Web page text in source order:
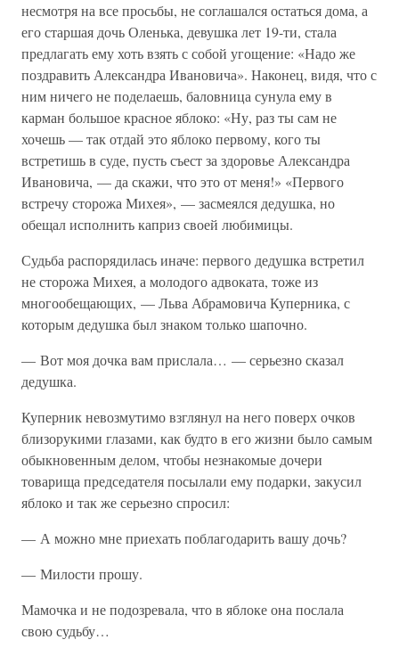
несмотря на все просьбы, не соглашался остаться дома, а
его старшая дочь Оленька, девушка лет 19-ти, стала
предлагать ему хоть взять с собой угощение: «Надо же
поздравить Александра Ивановича». Наконец, видя, что с
ним ничего не поделаешь, баловница сунула ему в
карман большое красное яблоко: «Ну, раз ты сам не
хочешь — так отдай это яблоко первому, кого ты
встретишь в суде, пусть съест за здоровье Александра
Ивановича, — да скажи, что это от меня!» «Первого
встречу сторожа Михея», — засмеялся дедушка, но
обещал исполнить каприз своей любимицы.
Судьба распорядилась иначе: первого дедушка встретил
не сторожа Михея, а молодого адвоката, тоже из
многообещающих, — Льва Абрамовича Куперника, с
которым дедушка был знаком только шапочно.
— Вот моя дочка вам прислала… — серьезно сказал
дедушка.
Куперник невозмутимо взглянул на него поверх очков
близорукими глазами, как будто в его жизни было самым
обыкновенным делом, чтобы незнакомые дочери
товарища председателя посылали ему подарки, закусил
яблоко и так же серьезно спросил:
— А можно мне приехать поблагодарить вашу дочь?
— Милости прошу.
Мамочка и не подозревала, что в яблоке она послала
свою судьбу…